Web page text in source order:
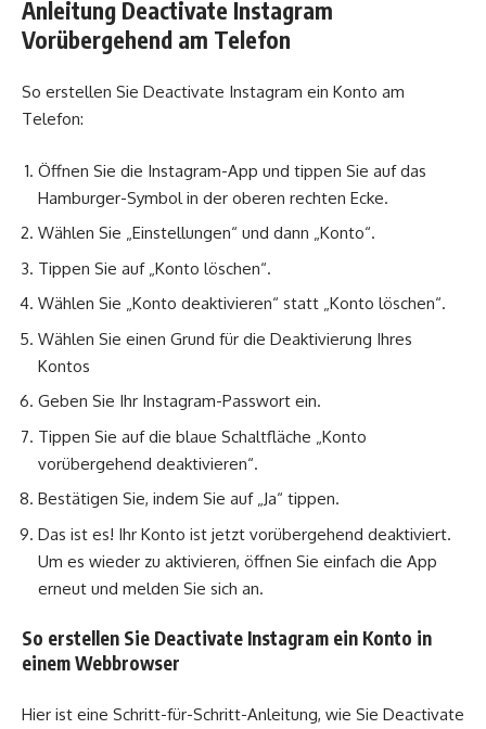
Anleitung Deactivate Instagram
Vorübergehend am Telefon
So erstellen Sie Deactivate Instagram ein Konto am
Telefon:
Öffnen Sie die Instagram-App und tippen Sie auf das
Hamburger-Symbol in der oberen rechten Ecke.
Wählen Sie „Einstellungen“ und dann „Konto“.
Tippen Sie auf „Konto löschen“.
Wählen Sie „Konto deaktivieren“ statt „Konto löschen“.
Wählen Sie einen Grund für die Deaktivierung Ihres
Kontos
Geben Sie Ihr Instagram-Passwort ein.
Tippen Sie auf die blaue Schaltfläche „Konto
vorübergehend deaktivieren“.
Bestätigen Sie, indem Sie auf „Ja“ tippen.
Das ist es! Ihr Konto ist jetzt vorübergehend deaktiviert.
Um es wieder zu aktivieren, öffnen Sie einfach die App
erneut und melden Sie sich an.
So erstellen Sie Deactivate Instagram ein Konto in
einem Webbrowser
Hier ist eine Schritt-für-Schritt-Anleitung, wie Sie Deactivate